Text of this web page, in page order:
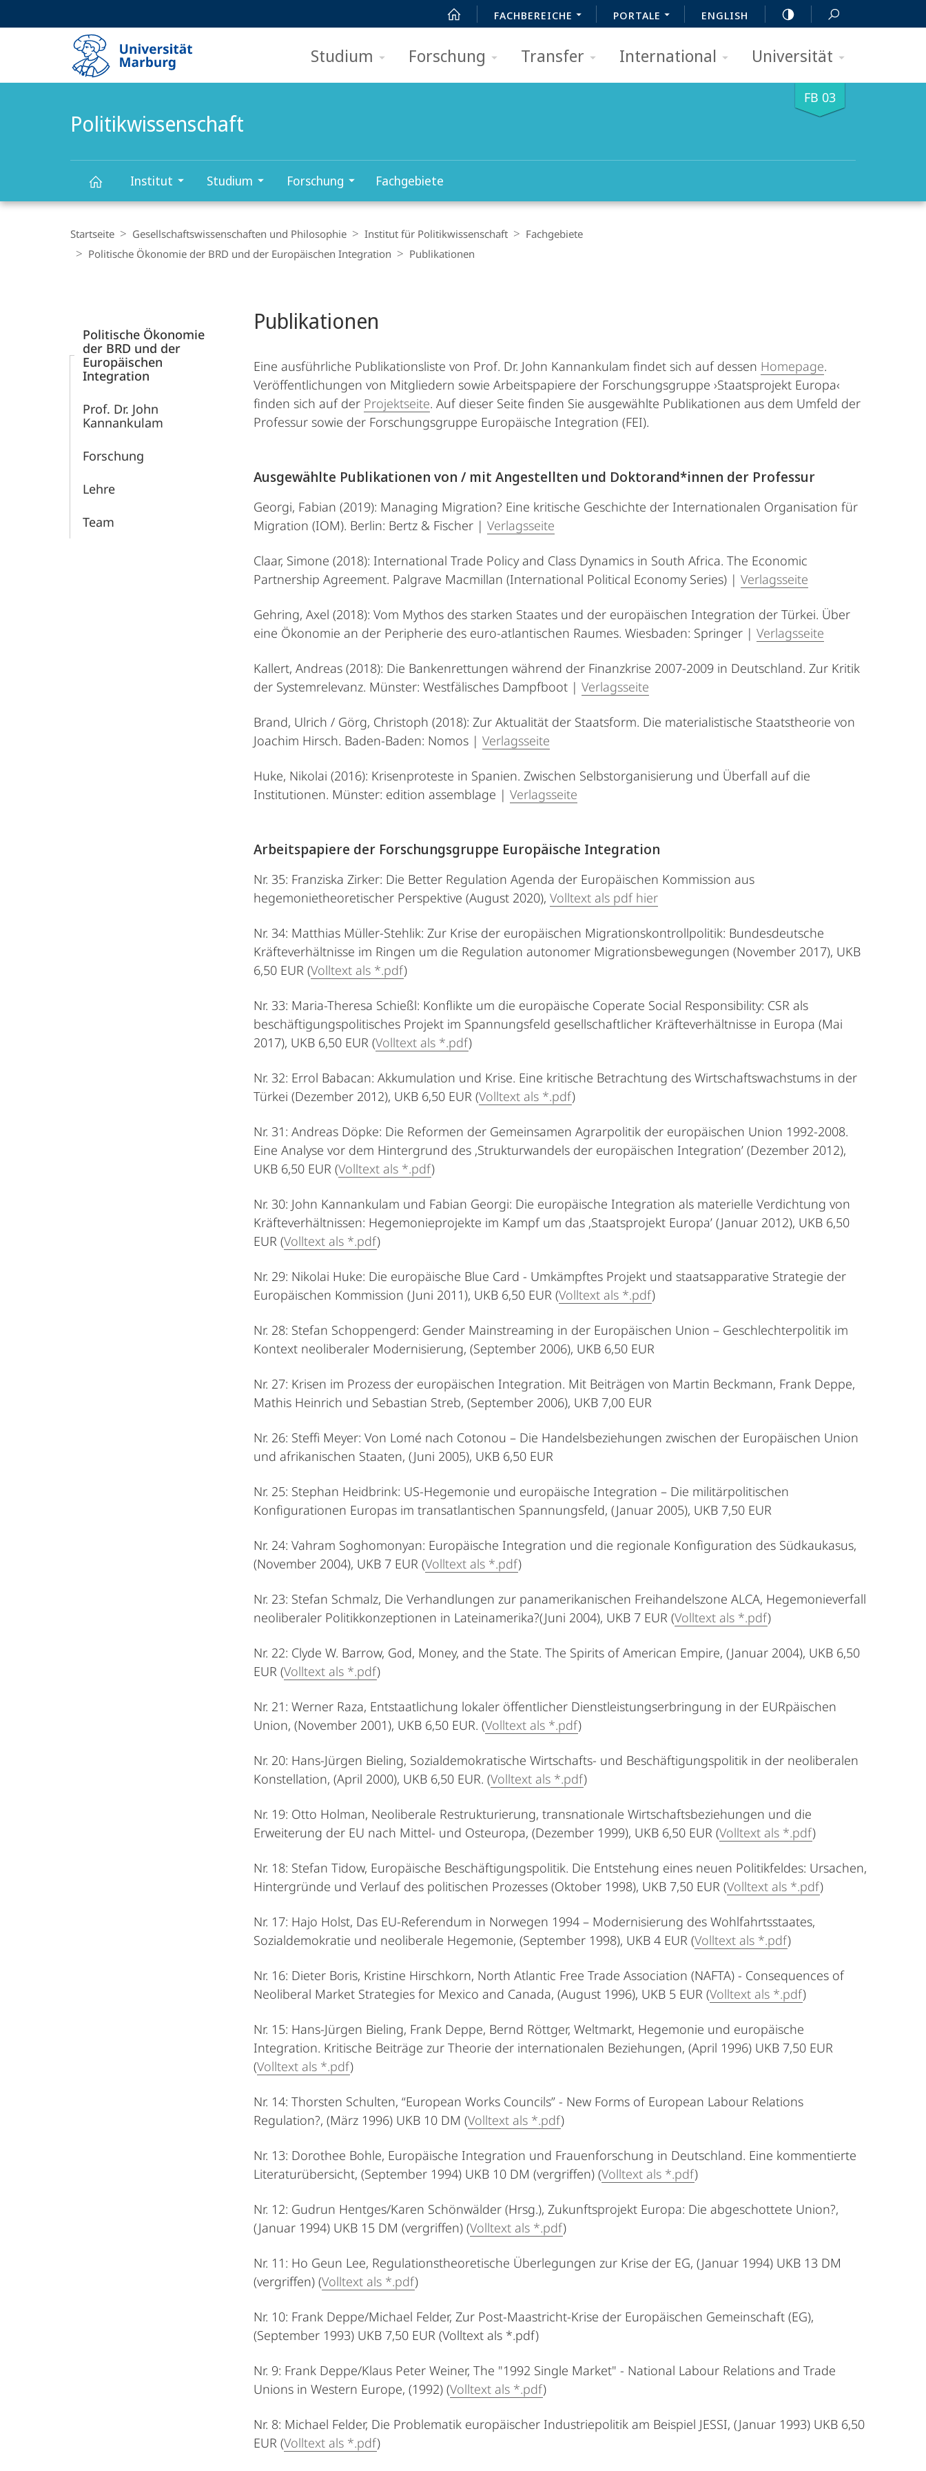
FACHBEREICHE PORTALE ENGLISH
Studium Forschung Transfer International Universität
FB 03
Politikwissenschaft
Institut Studium Forschung Fachgebiete
Navigation
Startseite Gesellschaftswissenschaften und Philosophie Institut für Politikwissenschaft
Fachgebiete
Politische Ökonomie der BRD und der Europäischen Integration
Publikationen
Politische Ökonomie
der BRD und der
Europäischen
Integration
Prof. Dr. John
Kannankulam
Forschung
Lehre
Team
Publikationen
Eine ausführliche Publikationsliste von Prof. Dr. John Kannankulam findet sich auf dessen Homepage.
Veröffentlichungen von Mitgliedern sowie Arbeitspapiere der Forschungsgruppe ›Staatsprojekt Europa‹
finden sich auf der Projektseite. Auf dieser Seite finden Sie ausgewählte Publikationen aus dem Umfeld der
Professur sowie der Forschungsgruppe Europäische Integration (FEI).
Ausgewählte Publikationen von / mit Angestellten und Doktorand*innen der Professur
Georgi, Fabian (2019): Managing Migration? Eine kritische Geschichte der Internationalen Organisation für
Migration (IOM). Berlin: Bertz & Fischer | Verlagsseite
Claar, Simone (2018): International Trade Policy and Class Dynamics in South Africa. The Economic
Partnership Agreement. Palgrave Macmillan (International Political Economy Series) | Verlagsseite
Gehring, Axel (2018): Vom Mythos des starken Staates und der europäischen Integration der Türkei. Über
eine Ökonomie an der Peripherie des euro-atlantischen Raumes. Wiesbaden: Springer | Verlagsseite
Kallert, Andreas (2018): Die Bankenrettungen während der Finanzkrise 2007-2009 in Deutschland. Zur Kritik
der Systemrelevanz. Münster: Westfälisches Dampfboot | Verlagsseite
Brand, Ulrich / Görg, Christoph (2018): Zur Aktualität der Staatsform. Die materialistische Staatstheorie von
Joachim Hirsch. Baden-Baden: Nomos | Verlagsseite
Huke, Nikolai (2016): Krisenproteste in Spanien. Zwischen Selbstorganisierung und Überfall auf die
Institutionen. Münster: edition assemblage | Verlagsseite
Arbeitspapiere der Forschungsgruppe Europäische Integration
Nr. 35: Franziska Zirker: Die Better Regulation Agenda der Europäischen Kommission aus
hegemonietheoretischer Perspektive (August 2020), Volltext als pdf hier
Nr. 34: Matthias Müller-Stehlik: Zur Krise der europäischen Migrationskontrollpolitik: Bundesdeutsche
Kräfteverhältnisse im Ringen um die Regulation autonomer Migrationsbewegungen (November 2017), UKB
6,50 EUR (Volltext als *.pdf)
Nr. 33: Maria-Theresa Schießl: Konflikte um die europäische Coperate Social Responsibility: CSR als
beschäftigungspolitisches Projekt im Spannungsfeld gesellschaftlicher Kräfteverhältnisse in Europa (Mai
2017), UKB 6,50 EUR (Volltext als *.pdf)
Nr. 32: Errol Babacan: Akkumulation und Krise. Eine kritische Betrachtung des Wirtschaftswachstums in der
Türkei (Dezember 2012), UKB 6,50 EUR (Volltext als *.pdf)
Nr. 31: Andreas Döpke: Die Reformen der Gemeinsamen Agrarpolitik der europäischen Union 1992-2008.
Eine Analyse vor dem Hintergrund des ‚Strukturwandels der europäischen Integration’ (Dezember 2012),
UKB 6,50 EUR (Volltext als *.pdf)
Nr. 30: John Kannankulam und Fabian Georgi: Die europäische Integration als materielle Verdichtung von
Kräfteverhältnissen: Hegemonieprojekte im Kampf um das ‚Staatsprojekt Europa’ (Januar 2012), UKB 6,50
EUR (Volltext als *.pdf)
Nr. 29: Nikolai Huke: Die europäische Blue Card - Umkämpftes Projekt und staatsapparative Strategie der
Europäischen Kommission (Juni 2011), UKB 6,50 EUR (Volltext als *.pdf)
Nr. 28: Stefan Schoppengerd: Gender Mainstreaming in der Europäischen Union – Geschlechterpolitik im
Kontext neoliberaler Modernisierung, (September 2006), UKB 6,50 EUR
Nr. 27: Krisen im Prozess der europäischen Integration. Mit Beiträgen von Martin Beckmann, Frank Deppe,
Mathis Heinrich und Sebastian Streb, (September 2006), UKB 7,00 EUR
Nr. 26: Steffi Meyer: Von Lomé nach Cotonou – Die Handelsbeziehungen zwischen der Europäischen Union
und afrikanischen Staaten, (Juni 2005), UKB 6,50 EUR
Nr. 25: Stephan Heidbrink: US-Hegemonie und europäische Integration – Die militärpolitischen
Konfigurationen Europas im transatlantischen Spannungsfeld, (Januar 2005), UKB 7,50 EUR
Nr. 24: Vahram Soghomonyan: Europäische Integration und die regionale Konfiguration des Südkaukasus,
(November 2004), UKB 7 EUR (Volltext als *.pdf)
Nr. 23: Stefan Schmalz, Die Verhandlungen zur panamerikanischen Freihandelszone ALCA, Hegemonieverfall
neoliberaler Politikkonzeptionen in Lateinamerika?(Juni 2004), UKB 7 EUR (Volltext als *.pdf)
Nr. 22: Clyde W. Barrow, God, Money, and the State. The Spirits of American Empire, (Januar 2004), UKB 6,50
EUR (Volltext als *.pdf)
Nr. 21: Werner Raza, Entstaatlichung lokaler öffentlicher Dienstleistungserbringung in der EURpäischen
Union, (November 2001), UKB 6,50 EUR. (Volltext als *.pdf)
Nr. 20: Hans-Jürgen Bieling, Sozialdemokratische Wirtschafts- und Beschäftigungspolitik in der neoliberalen
Konstellation, (April 2000), UKB 6,50 EUR. (Volltext als *.pdf)
Nr. 19: Otto Holman, Neoliberale Restrukturierung, transnationale Wirtschaftsbeziehungen und die
Erweiterung der EU nach Mittel- und Osteuropa, (Dezember 1999), UKB 6,50 EUR (Volltext als *.pdf)
Nr. 18: Stefan Tidow, Europäische Beschäftigungspolitik. Die Entstehung eines neuen Politikfeldes: Ursachen,
Hintergründe und Verlauf des politischen Prozesses (Oktober 1998), UKB 7,50 EUR (Volltext als *.pdf)
Nr. 17: Hajo Holst, Das EU-Referendum in Norwegen 1994 – Modernisierung des Wohlfahrtsstaates,
Sozialdemokratie und neoliberale Hegemonie, (September 1998), UKB 4 EUR (Volltext als *.pdf)
Nr. 16: Dieter Boris, Kristine Hirschkorn, North Atlantic Free Trade Association (NAFTA) - Consequences of
Neoliberal Market Strategies for Mexico and Canada, (August 1996), UKB 5 EUR (Volltext als *.pdf)
Nr. 15: Hans-Jürgen Bieling, Frank Deppe, Bernd Röttger, Weltmarkt, Hegemonie und europäische
Integration. Kritische Beiträge zur Theorie der internationalen Beziehungen, (April 1996) UKB 7,50 EUR
(Volltext als *.pdf)
Nr. 14: Thorsten Schulten, “European Works Councils” - New Forms of European Labour Relations
Regulation?, (März 1996) UKB 10 DM (Volltext als *.pdf)
Nr. 13: Dorothee Bohle, Europäische Integration und Frauenforschung in Deutschland. Eine kommentierte
Literaturübersicht, (September 1994) UKB 10 DM (vergriffen) (Volltext als *.pdf)
Nr. 12: Gudrun Hentges/Karen Schönwälder (Hrsg.), Zukunftsprojekt Europa: Die abgeschottete Union?,
(Januar 1994) UKB 15 DM (vergriffen) (Volltext als *.pdf)
Nr. 11: Ho Geun Lee, Regulationstheoretische Überlegungen zur Krise der EG, (Januar 1994) UKB 13 DM
(vergriffen) (Volltext als *.pdf)
Nr. 10: Frank Deppe/Michael Felder, Zur Post-Maastricht-Krise der Europäischen Gemeinschaft (EG),
(September 1993) UKB 7,50 EUR (Volltext als *.pdf)
Nr. 9: Frank Deppe/Klaus Peter Weiner, The "1992 Single Market" - National Labour Relations and Trade
Unions in Western Europe, (1992) (Volltext als *.pdf)
Nr. 8: Michael Felder, Die Problematik europäischer Industriepolitik am Beispiel JESSI, (Januar 1993) UKB 6,50
EUR (Volltext als *.pdf)